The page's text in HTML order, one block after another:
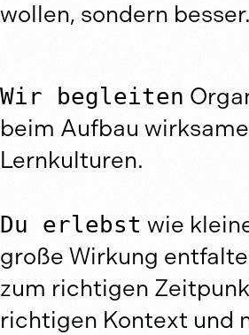
wollen, sondern besser.
Wir begleiten
beim Aufbau
Lernkulturen.
Du erlebst wie
große Wirkung
zum richtigen
richtigen Kontext und